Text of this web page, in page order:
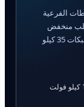
الفرعية
قلب منخفض
الخسارة ومبدلات مفتاحية اختيارية على الحمل لشبكات 35 كيلو